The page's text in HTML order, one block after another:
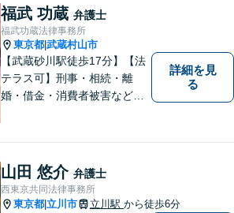
談無料】【分割払い可】【法
テラス利用可】
福武 功蔵 弁護士
福武功蔵法律事務所
東京都 武蔵村山市
【武蔵砂川駅徒歩17分】【法
テラス可】刑事・相続・離
婚・借金・消費者被害など、
味方となり、しかるべき方向
へと導いてまいります。まず
はお気軽にご相談ください。
詳細を見
る
山田 悠介 弁護士
西東京共同法律事務所
東京都 立川市 立川駅 から徒歩6分